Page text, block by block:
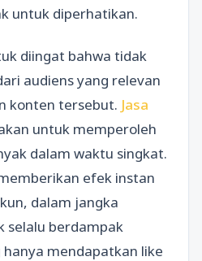
untuk diperhatikan.
diingat bahwa tidak
audiens yang relevan
konten tersebut. Jasa
untuk memperoleh
dalam waktu singkat.
efek instan
dalam jangka
selalu berdampak
mendapatkan like